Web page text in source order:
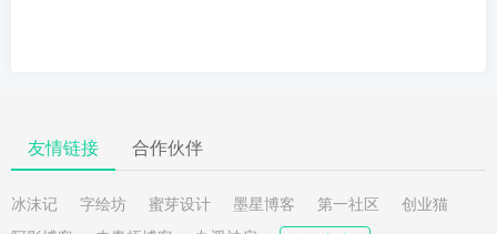
友情链接 合作伙伴
冰沫记 字绘坊 蜜芽设计 墨星博客 第一社区
创业猫